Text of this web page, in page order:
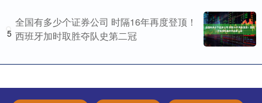
5
全国有多少个证券公司 时隔16年再度登顶！
西班牙加时取胜夺队史第二冠